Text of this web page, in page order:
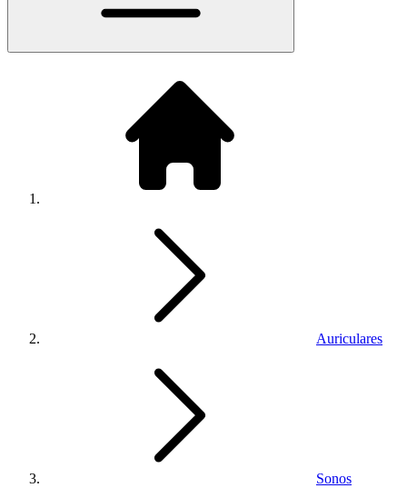
Auriculares
Sonos